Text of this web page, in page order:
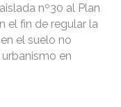
nº30 al Plan
el fin de regular la
el suelo no
en